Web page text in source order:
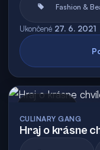
Fashion &
Ukončené 27. 6. 2021
CULINARY GANG
Hraj o krásne